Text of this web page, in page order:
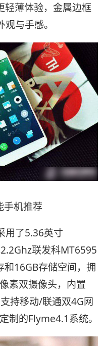
轻薄体验，金属边框
与手感。
手机推荐
用了5.36英寸
联发科MT6595
和16GB存储空间，拥
素双摄像头，内置
持移动/联通双4G网
制的Flyme4.1系统。